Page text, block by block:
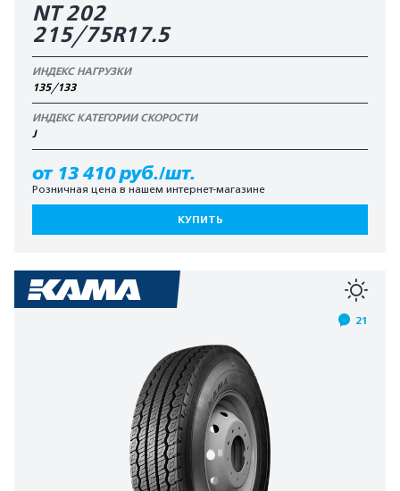
NT 202
215/75R17.5
ИНДЕКС НАГРУЗКИ
135/133
ИНДЕКС КАТЕГОРИИ СКОРОСТИ
J
от 13 410 руб./шт.
Розничная цена в нашем интернет-магазине
КУПИТЬ
21